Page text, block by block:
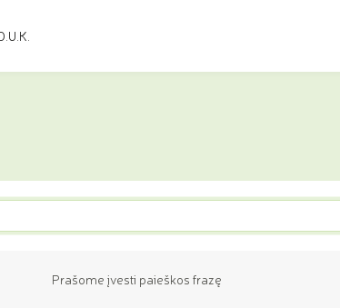
Prašome įvesti paieškos frazę